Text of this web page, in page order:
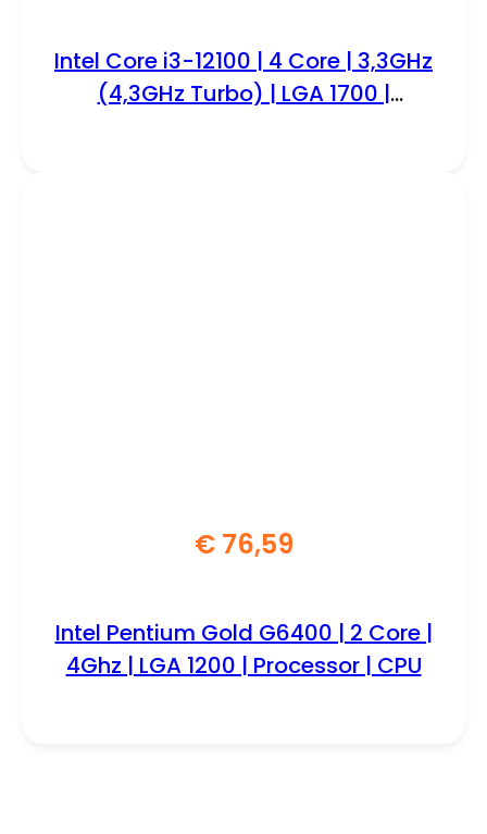
Intel Core i3-12100 | 4 Core | 3,3GHz
(4,3GHz Turbo) | LGA 1700 |
€76,59
Intel Pentium Gold G6400 | 2 Core |
4Ghz | LGA 1200 | Processor | CPU